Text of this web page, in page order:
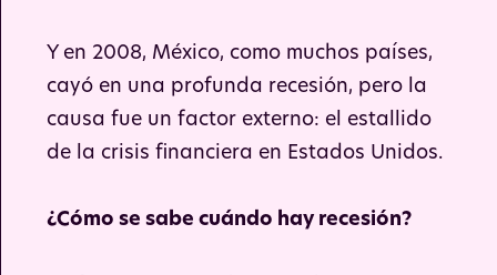
Y en 2008, México, como muchos países,
cayó en una profunda recesión, pero la
causa fue un factor externo: el estallido
de la crisis financiera en Estados Unidos.
¿Cómo se sabe cuándo hay recesión?